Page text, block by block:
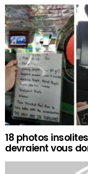
18 photos
devraient vous